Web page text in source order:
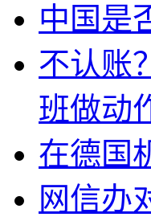
中国是
不认账
班做动
在德国
网信办